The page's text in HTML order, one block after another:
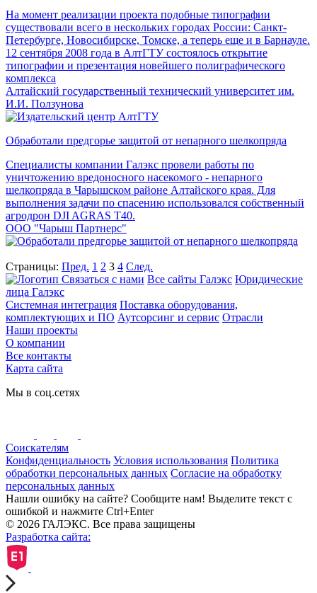
На момент реализации проекта подобные типографии
существовали всего в нескольких городах России: Санкт-
Петербурге, Новосибирске, Томске, а теперь еще и в Барнауле.
12 сентября 2008 года в АлтГТУ состоялось открытие
типографии и презентация новейшего полиграфического
комплекса
Алтайский государственный технический университет им.
И.И. Ползунова
Обработали предгорье защитой от непарного шелкопряда
Специалисты компании Галэкс провели работы по
уничтожению вредоносного насекомого - непарного
шелкопряда в Чарышском районе Алтайского края. Для
выполнения задачи по спасению использовался собственный
агродрон DJI AGRAS T40.
ООО "Чарыш Партнерс"
Страницы: Пред. 1 2 3 4 След.
Связаться с нами Все сайты Галэкс Юридические
лица Галэкс
Системная интеграция Поставка оборудования,
комплектующих и ПО Аутсорсинг и сервис Отрасли
Наши проекты
О компании
Все контакты
Карта сайта
Мы в соц.сетях
Соискателям
Конфиденциальность Условия использования Политика
обработки персональных данных Согласие на обработку
персональных данных
Нашли ошибку на сайте? Сообщите нам! Выделите текст с
ошибкой и нажмите Ctrl+Enter
© 2026 ГАЛЭКС. Все права защищены
Разработка сайта: